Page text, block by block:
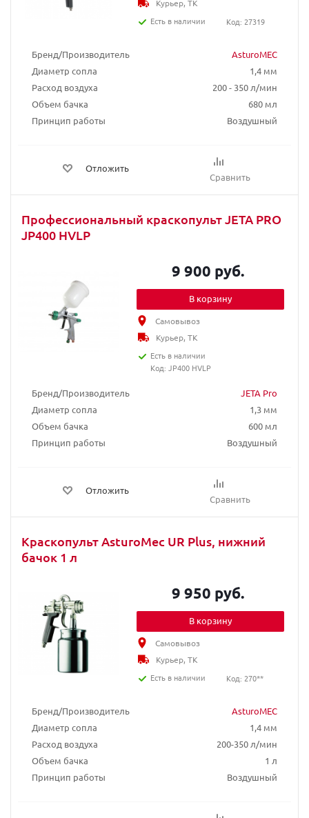
Бренд/Производитель
AsturoMEC
Диаметр сопла
1,4 мм
Расход воздуха
200 - 350 л/мин
Объем бачка
680 мл
Принцип работы
Воздушный
Отложить
Сравнить
Курьер, ТК
Есть в наличии
Код: 27319
Профессиональный краскопульт JETA PRO
JP400 HVLP
Бренд/Производитель
JETA Pro
Диаметр сопла
1,3 мм
Объем бачка
600 мл
Принцип работы
Воздушный
Отложить
Сравнить
9 900 руб.
В корзину
Самовывоз
Курьер, ТК
Есть в наличии
Код: JP400 HVLP
Краскопульт AsturoMec UR Plus, нижний
бачок 1 л
Бренд/Производитель
AsturoMEC
Диаметр сопла
1,4 мм
Расход воздуха
200-350 л/мин
Объем бачка
1 л
Принцип работы
Воздушный
9 950 руб.
В корзину
Самовывоз
Курьер, ТК
Есть в наличии
Код: 270**